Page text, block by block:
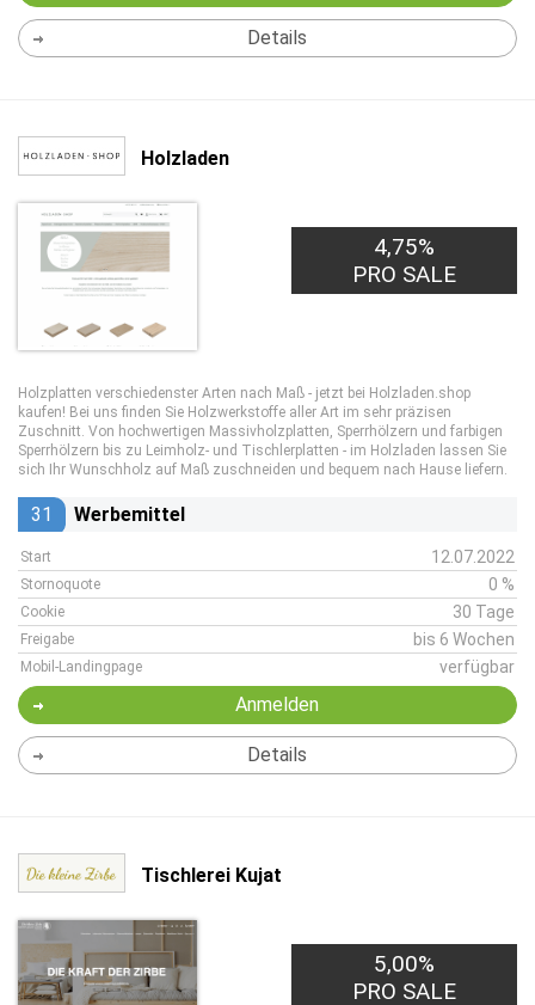
Details
Holzladen
4,75%
PRO SALE
Holzplatten verschiedenster Arten nach Maß - jetzt bei Holzladen.shop
kaufen! Bei uns finden Sie Holzwerkstoffe aller Art im sehr präzisen
Zuschnitt. Von hochwertigen Massivholzplatten, Sperrhölzern und farbigen
Sperrhölzern bis zu Leimholz- und Tischlerplatten - im Holzladen lassen Sie
sich Ihr Wunschholz auf Maß zuschneiden und bequem nach Hause liefern.
31 Werbemittel
Start 12.07.2022
Stornoquote 0 %
Cookie 30 Tage
Freigabe bis 6 Wochen
Mobil-Landingpage verfügbar
Anmelden
Details
Tischlerei Kujat
5,00%
PRO SALE